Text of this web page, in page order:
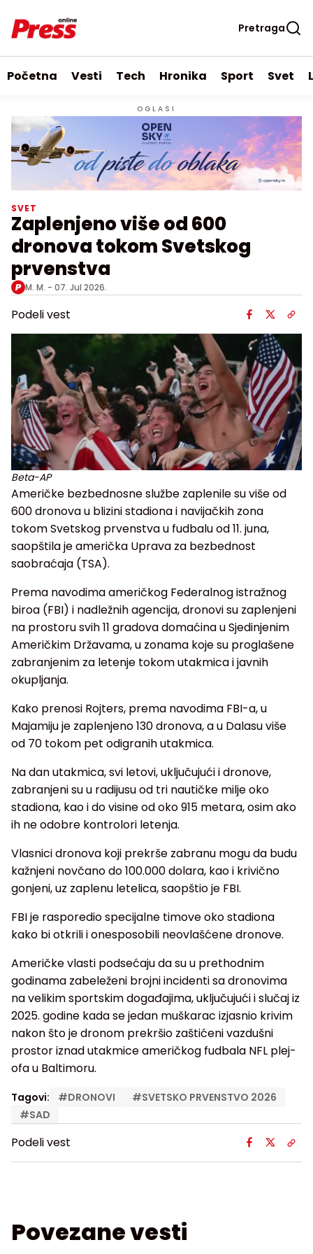
Pretraga
Početna Vesti Tech Hronika Sport Svet
OGLASI
SVET
Zaplenjeno više od 600
dronova tokom Svetskog
prvenstva
M. M. - 07. Jul 2026.
Podeli vest
Beta-AP
Američke bezbednosne službe zaplenile su više od
600 dronova u blizini stadiona i navijačkih zona
tokom Svetskog prvenstva u fudbalu od 11. juna,
saopštila je američka Uprava za bezbednost
saobraćaja (TSA).
Prema navodima američkog Federalnog istražnog
biroa (FBI) i nadležnih agencija, dronovi su zaplenjeni
na prostoru svih 11 gradova domaćina u Sjedinjenim
Američkim Državama, u zonama koje su proglašene
zabranjenim za letenje tokom utakmica i javnih
okupljanja.
Kako prenosi Rojters, prema navodima FBI-a, u
Majamiju je zaplenjeno 130 dronova, a u Dalasu više
od 70 tokom pet odigranih utakmica.
Na dan utakmica, svi letovi, uključujući i dronove,
zabranjeni su u radijusu od tri nautičke milje oko
stadiona, kao i do visine od oko 915 metara, osim ako
ih ne odobre kontrolori letenja.
Vlasnici dronova koji prekrše zabranu mogu da budu
kažnjeni novčano do 100.000 dolara, kao i krivično
gonjeni, uz zaplenu letelica, saopštio je FBI.
FBI je rasporedio specijalne timove oko stadiona
kako bi otkrili i onesposobili neovlašćene dronove.
Američke vlasti podsećaju da su u prethodnim
godinama zabeleženi brojni incidenti sa dronovima
na velikim sportskim događajima, uključujući i slučaj iz
2025. godine kada se jedan muškarac izjasnio krivim
nakon što je dronom prekršio zaštićeni vazdušni
prostor iznad utakmice američkog fudbala NFL plej-
ofa u Baltimoru.
Tagovi: #DRONOVI #SVETSKO PRVENSTVO 2026
#SAD
Podeli vest
Povezane vesti